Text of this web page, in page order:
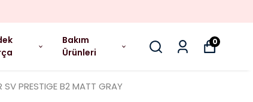
Bakım
Ürünleri
0
SV PRESTIGE B2 MATT GRAY